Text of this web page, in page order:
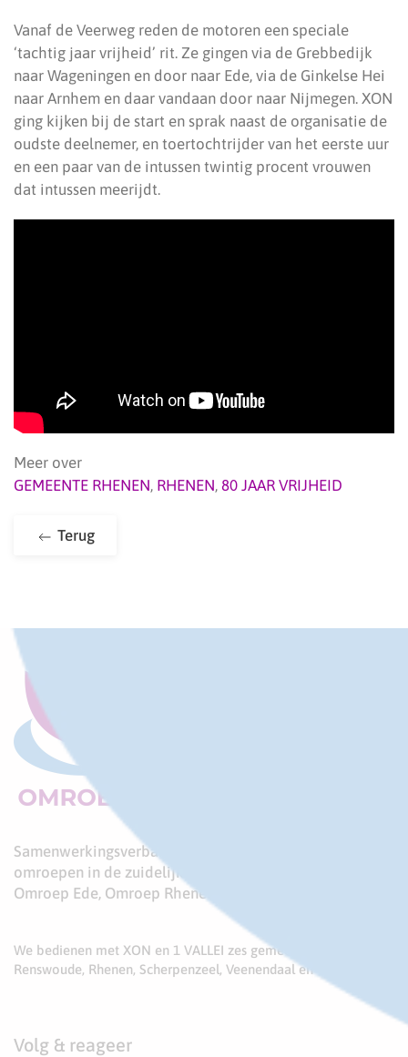
Vanaf de Veerweg reden de motoren een speciale
‘tachtig jaar vrijheid’ rit. Ze gingen via de Grebbedijk
naar Wageningen en door naar Ede, via de Ginkelse Hei
naar Arnhem en daar vandaan door naar Nijmegen. XON
ging kijken bij de start en sprak naast de organisatie de
oudste deelnemer, en toertochtrijder van het eerste uur
en een paar van de intussen twintig procent vrouwen
dat intussen meerijdt.
Meer over
GEMEENTE RHENEN, RHENEN, 80 JAAR VRIJHEID
Terug
Samenwerkingsverband van drie lokale publieke
omroepen in de zuidelijke Gelderse Vallei:
Omroep Ede, Omroep Rhenen en Omroep 1 Vallei
We bedienen met XON en 1 VALLEI zes gemeenten: Ede,
Renswoude, Rhenen, Scherpenzeel, Veenendaal en Woudenberg
Volg & reageer